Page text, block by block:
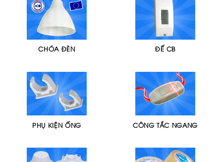
CHÓA ĐÈN ĐẾ CB
PHỤ KIỆN ỐNG CÔNG TẮC NGANG